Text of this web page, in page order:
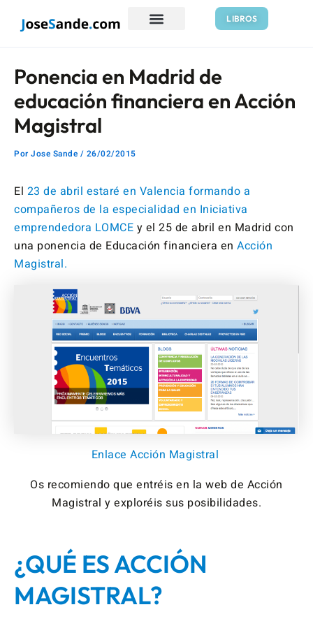
LIBROS
Ponencia en Madrid de
educación financiera en Acción
Magistral
Por Jose Sande / 26/02/2015
El 23 de abril estaré en Valencia formando a
compañeros de la especialidad en Iniciativa
emprendedora LOMCE y el 25 de abril en Madrid con
una ponencia de Educación financiera en Acción
Magistral.
Enlace Acción Magistral
Os recomiendo que entréis en la web de Acción
Magistral y exploréis sus posibilidades.
¿QUÉ ES ACCIÓN
MAGISTRAL?
de